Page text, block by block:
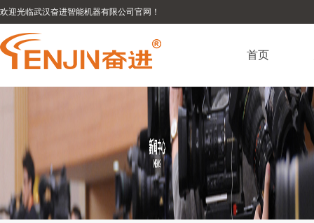
欢迎光临武汉奋进智能机器有限公司官网！
首页